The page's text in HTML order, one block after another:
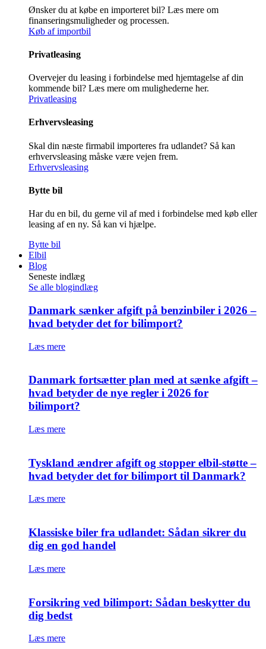
Ønsker du at købe en importeret bil? Læs mere om
finanseringsmuligheder og processen.
Køb af importbil
Privatleasing
Overvejer du leasing i forbindelse med hjemtagelse af din
kommende bil? Læs mere om mulighederne her.
Privatleasing
Erhvervsleasing
Skal din næste firmabil importeres fra udlandet? Så kan
erhvervsleasing måske være vejen frem.
Erhvervsleasing
Bytte bil
Har du en bil, du gerne vil af med i forbindelse med køb eller
leasing af en ny. Så kan vi hjælpe.
Bytte bil
Elbil
Blog
Seneste indlæg
Se alle blogindlæg
Danmark sænker afgift på benzinbiler i 2026 –
hvad betyder det for bilimport?
Læs mere
Danmark fortsætter plan med at sænke afgift –
hvad betyder de nye regler i 2026 for
bilimport?
Læs mere
Tyskland ændrer afgift og stopper elbil-støtte –
hvad betyder det for bilimport til Danmark?
Læs mere
Klassiske biler fra udlandet: Sådan sikrer du
dig en god handel
Læs mere
Forsikring ved bilimport: Sådan beskytter du
dig bedst
Læs mere